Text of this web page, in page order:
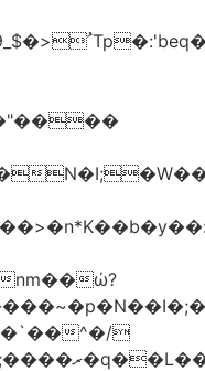
nm��ώ?
^�/